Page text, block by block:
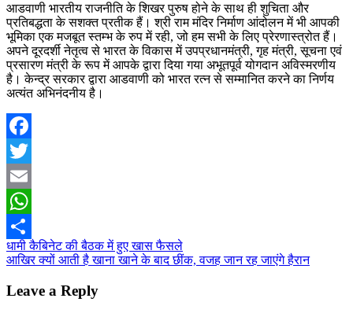
आडवाणी भारतीय राजनीति के शिखर पुरुष होने के साथ ही शुचिता और
प्रतिबद्धता के सशक्त प्रतीक हैं। श्री राम मंदिर निर्माण आंदोलन में भी आपकी
भूमिका एक मजबूत स्तम्भ के रुप में रही, जो हम सभी के लिए प्रेरणास्त्रोत हैं।
अपने दूरदर्शी नेतृत्व से भारत के विकास में उपप्रधानमंत्री, गृह मंत्री, सूचना एवं
प्रसारण मंत्री के रूप में आपके द्वारा दिया गया अभूतपूर्व योगदान अविस्मरणीय
है। केन्द्र सरकार द्वारा आडवाणी को भारत रत्न से सम्मानित करने का निर्णय
अत्यंत अभिनंदनीय है।
Facebook
Twitter
Email
WhatsApp
Share
Post
navigation
धामी कैबिनेट की बैठक में हुए खास फैसले
आखिर क्यों आती है खाना खाने के बाद छींक, वजह जान रह जाएंगे हैरान
Leave a Reply